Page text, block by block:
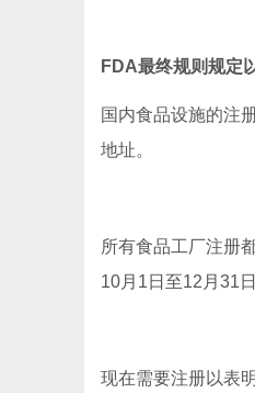
FDA最终规则规定
国内食品设施的注
地址。
所有食品工厂注册
10月1日至12月31
现在需要注册以表